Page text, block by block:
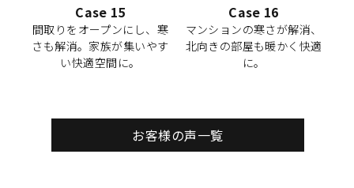
Case 15
間取りをオープンにし、寒
さも解消。家族が集いやす
い快適空間に。
Case 16
マンションの寒さが解消、
北向きの部屋も暖かく快適
に。
お客様の声一覧